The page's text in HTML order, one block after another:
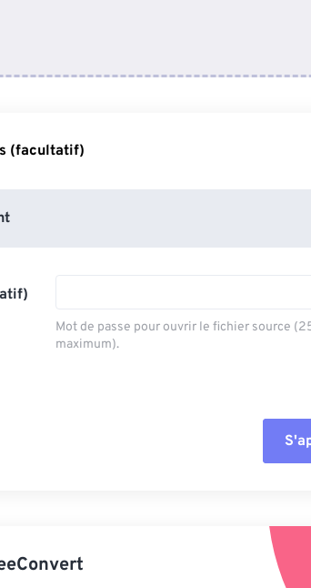
(facultatif)
Mot de passe pour ouvrir le fichier source
maximum).
Appliquer